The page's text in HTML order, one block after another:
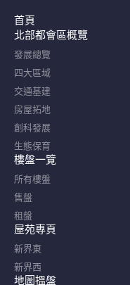
首頁
北部都會區概覽​
發展總覽
四大區域
交通基建
房屋拓地
創科發展
生態保育
樓盤一覽
所有樓盤
售盤
租盤
屋苑專頁
新界東
新界西
地圖搵盤